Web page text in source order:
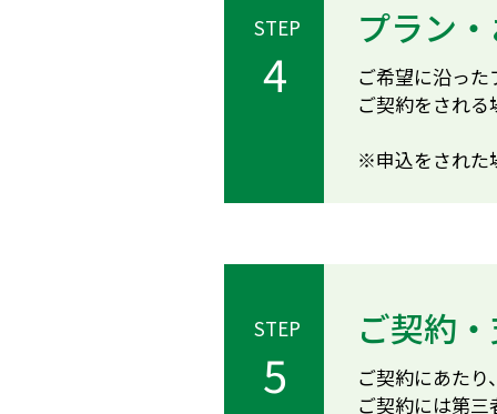
STEP
4
プラン
ご希望に沿っ
ご契約をされ
※申込をされた
STEP
5
ご契約
ご契約にあた
ご契約には第